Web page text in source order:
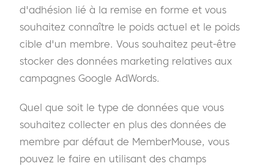
d'adhésion lié à la remise en forme et vous
souhaitez connaître le poids actuel et le poids
cible d'un membre. Vous souhaitez peut-être
stocker des données marketing relatives aux
campagnes Google AdWords.
Quel que soit le type de données que vous
souhaitez collecter en plus des données de
membre par défaut de MemberMouse, vous
pouvez le faire en utilisant des champs